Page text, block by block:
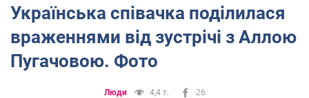
Українська співачка поділилася
враженнями від зустрічі з Аллою
Пугачовою. Фото
Люди 4,4 т. 26